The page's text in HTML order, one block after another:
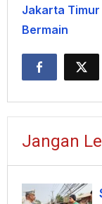
Jakarta
Bermain
Jangan